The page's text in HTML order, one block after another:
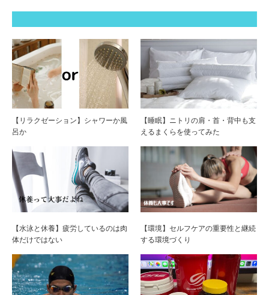
【リラクゼーション】シャワーか風
呂か
【睡眠】ニトリの肩・首・背中も支
えるまくらを使ってみた
【水泳と休養】疲労しているのは肉
体だけではない
【環境】セルフケアの重要性と継続
する環境づくり